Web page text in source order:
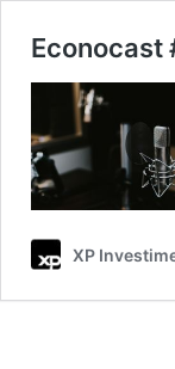
Econocast
XP